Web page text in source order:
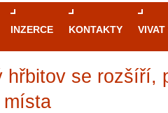
INZERCE KONTAKTY VIVAT
hřbitov se rozšíří,
Průvodce